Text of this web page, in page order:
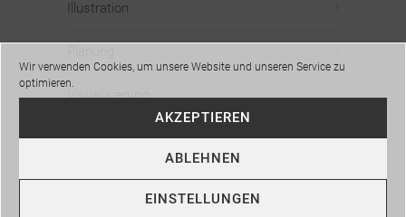
Wir verwenden Cookies, um unsere Website und unseren Service zu
optimieren.
AKZEPTIEREN
ABLEHNEN
EINSTELLUNGEN
Illustration
Visualisierung
Webdesign